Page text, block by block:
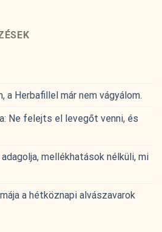
a Herbafillel már nem vágyálom.
Ne felejts el levegőt venni, és
mellékhatások nélküli, mi
a hétköznapi alvászavarok